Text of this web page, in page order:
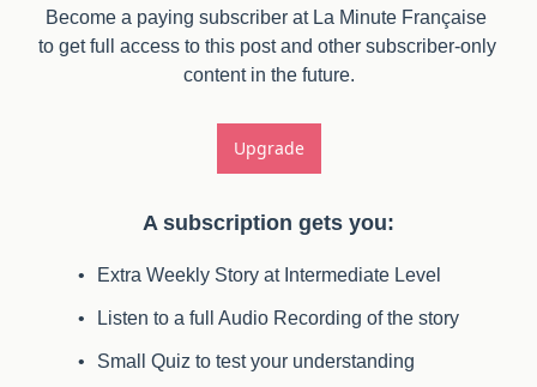
Become a paying subscriber at La Minute Française
to get full access to this post and other subscriber-only
content in the future.
Upgrade
A subscription gets you:
Extra Weekly Story at Intermediate Level
Listen to a full Audio Recording of the story
Small Quiz to test your understanding